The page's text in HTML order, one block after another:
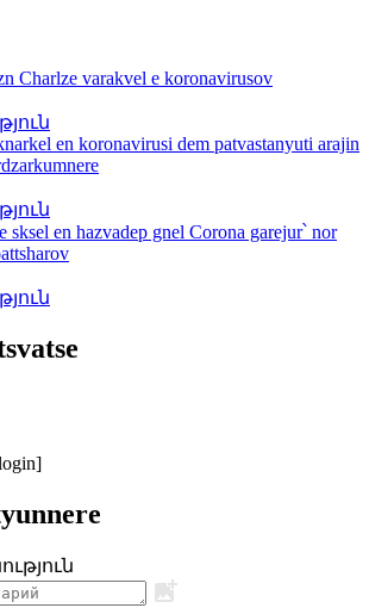
Charlze varakvel e koronavirusov
en koronavirusi dem patvastanyuti arajin
sksel en hazvadep gnel Corona garejur՝ nor